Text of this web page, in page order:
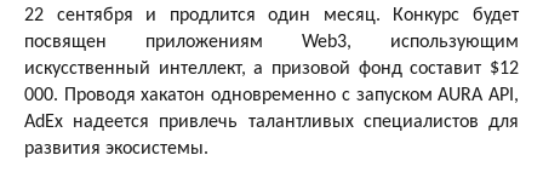
22 сентября и продлится один месяц. Конкурс будет
посвящен приложениям Web3, использующим
искусственный интеллект, а призовой фонд составит $12
000. Проводя хакатон одновременно с запуском AURA API,
AdEx надеется привлечь талантливых специалистов для
развития экосистемы.